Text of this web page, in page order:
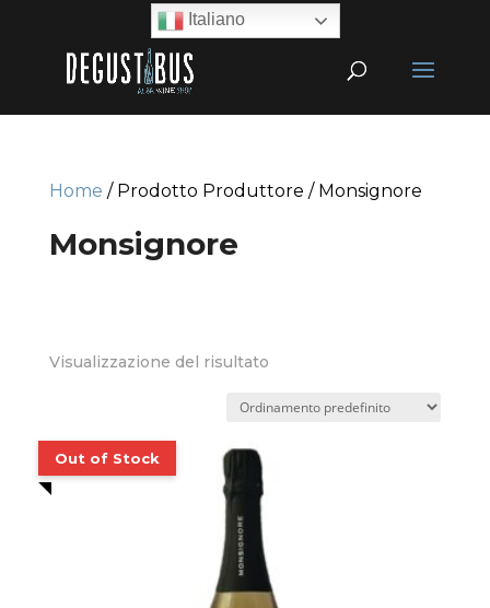
Home / Prodotto Produttore / Monsignore
Monsignore
Visualizzazione del risultato
Italiano